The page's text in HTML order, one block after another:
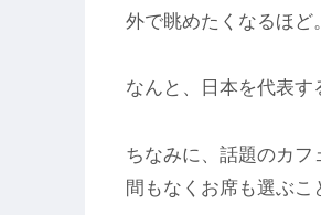
外で眺めたくなるほど。
なんと、日本を代表す
ちなみに、話題のカ
間もなくお席も選ぶこ